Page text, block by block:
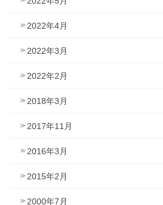
2022年4月
2022年3月
2022年2月
2018年3月
2017年11月
2016年3月
2015年2月
2000年7月